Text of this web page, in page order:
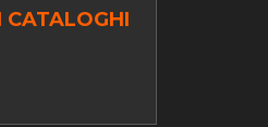
CATALOGHI